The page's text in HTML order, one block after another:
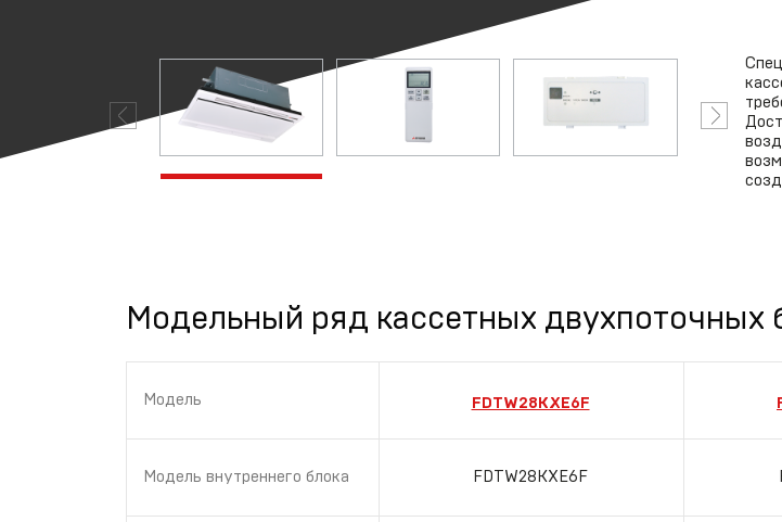
Модельный ряд кассетных двухпоточных
Модель
Модель внутреннего блока
FDTW28KXE6F
FDTW28KXE6F